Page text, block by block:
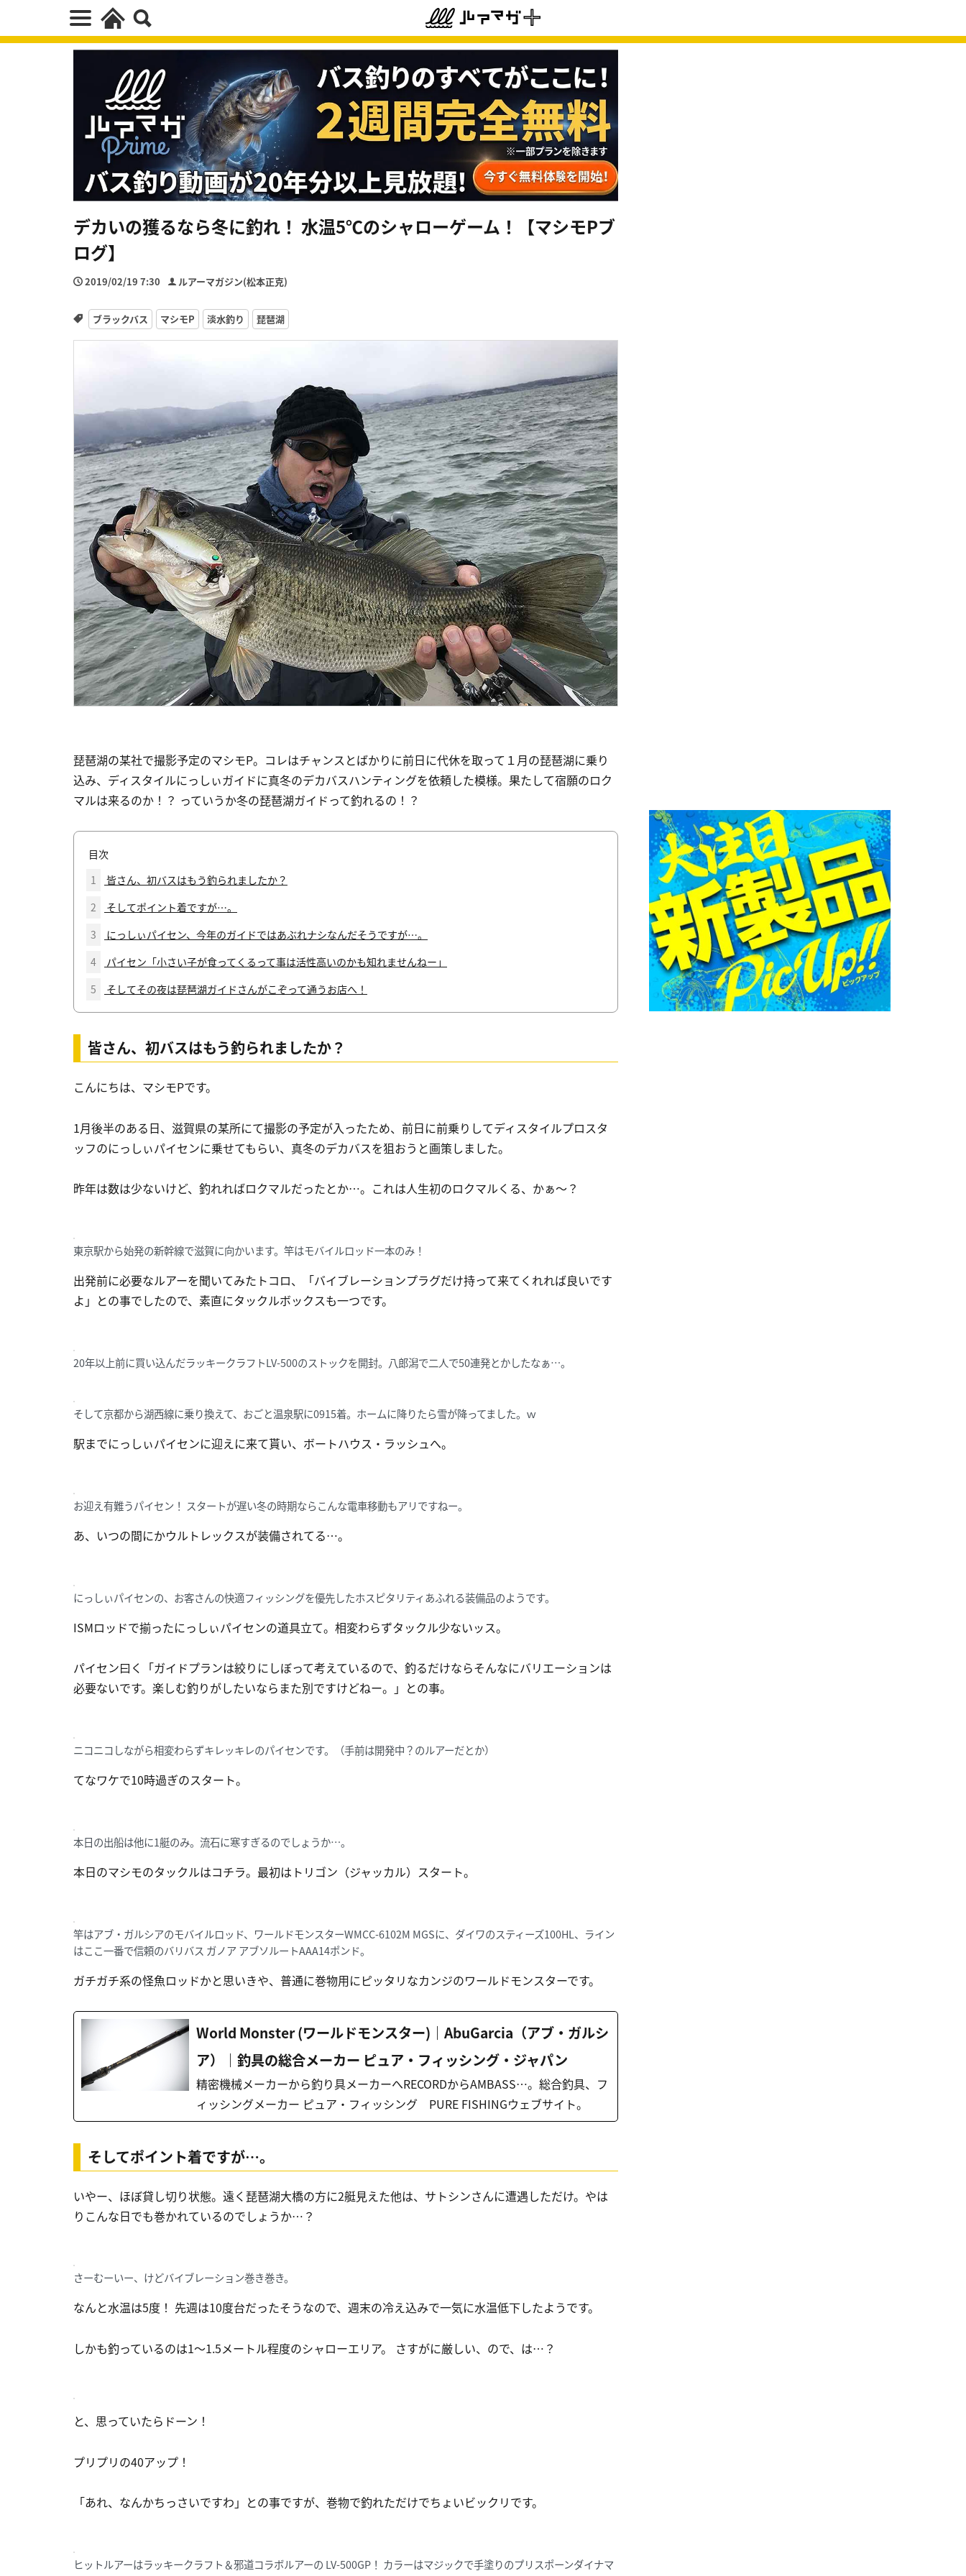
デカいの獲るなら冬に釣れ！ 水温5℃のシャローゲーム！【マシモPブ
ログ】
2019/02/19 7:30 ルアーマガジン(松本正克)
ブラックバス マシモP 淡水釣り 琵琶湖
琵琶湖の某社で撮影予定のマシモP。コレはチャンスとばかりに前日に代休を取って１月の琵琶湖に乗り
込み、ディスタイルにっしぃガイドに真冬のデカバスハンティングを依頼した模様。果たして宿願のロク
マルは来るのか！？ っていうか冬の琵琶湖ガイドって釣れるの！？
目次
1
皆さん、初バスはもう釣られましたか？
2
そしてポイント着ですが…。
3
にっしぃパイセン、今年のガイドではあぶれナシなんだそうですが…。
4
パイセン「小さい子が食ってくるって事は活性高いのかも知れませんねー」
5
そしてその夜は琵琶湖ガイドさんがこぞって通うお店へ！
皆さん、初バスはもう釣られましたか？
こんにちは、マシモPです。
1月後半のある日、滋賀県の某所にて撮影の予定が入ったため、前日に前乗りしてディスタイルプロスタ
ッフのにっしぃパイセンに乗せてもらい、真冬のデカバスを狙おうと画策しました。
昨年は数は少ないけど、釣れればロクマルだったとか…。これは人生初のロクマルくる、かぁ〜？
東京駅から始発の新幹線で滋賀に向かいます。竿はモバイルロッド一本のみ！
出発前に必要なルアーを聞いてみたトコロ、「バイブレーションプラグだけ持って来てくれれば良いです
よ」との事でしたので、素直にタックルボックスも一つです。
20年以上前に買い込んだラッキークラフトLV-500のストックを開封。八郎潟で二人で50連発とかしたなぁ…。
そして京都から湖西線に乗り換えて、おごと温泉駅に0915着。ホームに降りたら雪が降ってました。ｗ
駅までにっしぃパイセンに迎えに来て貰い、ボートハウス・ラッシュへ。
お迎え有難うパイセン！ スタートが遅い冬の時期ならこんな電車移動もアリですねー。
あ、いつの間にかウルトレックスが装備されてる…。
にっしぃパイセンの、お客さんの快適フィッシングを優先したホスピタリティあふれる装備品のようです。
ISMロッドで揃ったにっしぃパイセンの道具立て。相変わらずタックル少ないッス。
パイセン曰く「ガイドプランは絞りにしぼって考えているので、釣るだけならそんなにバリエーションは
必要ないです。楽しむ釣りがしたいならまた別ですけどねー。」との事。
ニコニコしながら相変わらずキレッキレのパイセンです。（手前は開発中？のルアーだとか）
てなワケで10時過ぎのスタート。
本日の出船は他に1艇のみ。流石に寒すぎるのでしょうか…。
本日のマシモのタックルはコチラ。最初はトリゴン（ジャッカル）スタート。
竿はアブ・ガルシアのモバイルロッド、ワールドモンスターWMCC-6102M MGSに、ダイワのスティーズ100HL、ライン
はここ一番で信頼のバリバス ガノア アブソルートAAA14ポンド。
ガチガチ系の怪魚ロッドかと思いきや、普通に巻物用にピッタリなカンジのワールドモンスターです。
World Monster (ワールドモンスター)｜AbuGarcia（アブ・ガルシ
ア）｜釣具の総合メーカー ピュア・フィッシング・ジャパン
精密機械メーカーから釣り具メーカーへRECORDからAMBASS…。総合釣具、フ
ィッシングメーカー ピュア・フィッシング PURE FISHINGウェブサイト。
そしてポイント着ですが…。
いやー、ほぼ貸し切り状態。遠く琵琶湖大橋の方に2艇見えた他は、サトシンさんに遭遇しただけ。やは
りこんな日でも巻かれているのでしょうか…？
さーむーいー、けどバイブレーション巻き巻き。
なんと水温は5度！ 先週は10度台だったそうなので、週末の冷え込みで一気に水温低下したようです。
しかも釣っているのは1〜1.5メートル程度のシャローエリア。 さすがに厳しい、ので、は…？
と、思っていたらドーン！
プリプリの40アップ！
「あれ、なんかちっさいですわ」との事ですが、巻物で釣れただけでちょいビックリです。
ヒットルアーはラッキークラフト＆邪道コラボルアーの LV-500GP！ カラーはマジックで手塗りのプリスポーンダイナマ